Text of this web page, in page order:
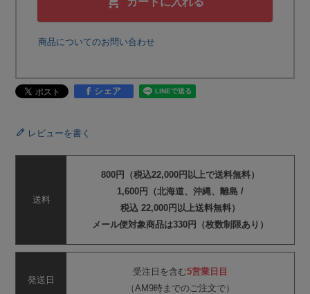
商品についてのお問い合わせ
シェア
レビューを書く
送料
800円（税込22,000円以上で送料無料）
1,600円（北海道、沖縄、離島 /
税込 22,000円以上送料無料）
メール便対象商品は330円（枚数制限あり）
発送日
受注日を含む5営業日目
（AM9時までのご注文で）